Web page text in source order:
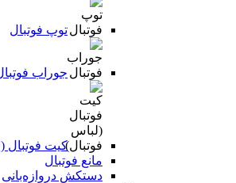
توپ فوتبال
جوراب
کیت فوتبال
مانع فوتبال
دستکش دروازه‌بانی